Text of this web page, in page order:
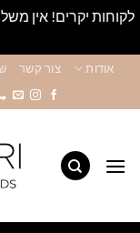
content
אודות צור קשר